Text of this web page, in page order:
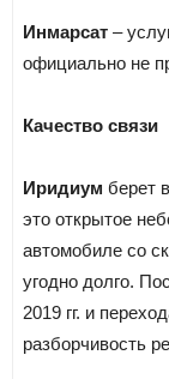
Инмарсат –
официально не
Качество связи
Иридиум берет
это открытое
автомобиле со
угодно долго.
2019 гг. и
разборчивость